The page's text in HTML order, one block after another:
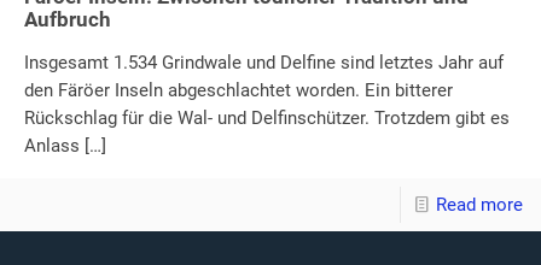
Aufbruch
Insgesamt 1.534 Grindwale und Delfine sind letztes Jahr auf
den Färöer Inseln abgeschlachtet worden. Ein bitterer
Rückschlag für die Wal- und Delfinschützer. Trotzdem gibt es
Anlass […]
Read more